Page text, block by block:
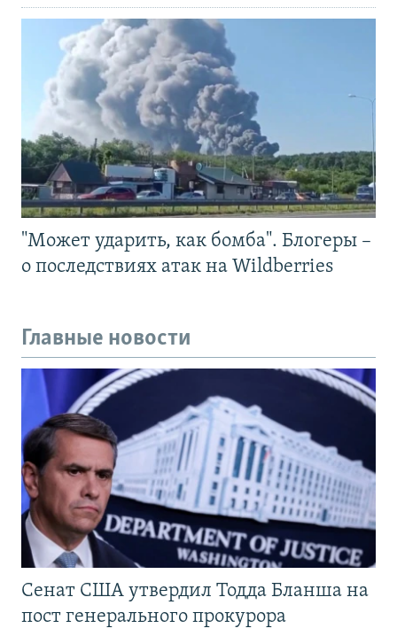
"Может ударить, как бомба". Блогеры –
о последствиях атак на Wildberries
Главные новости
Сенат США утвердил Тодда Бланша на
пост генерального прокурора